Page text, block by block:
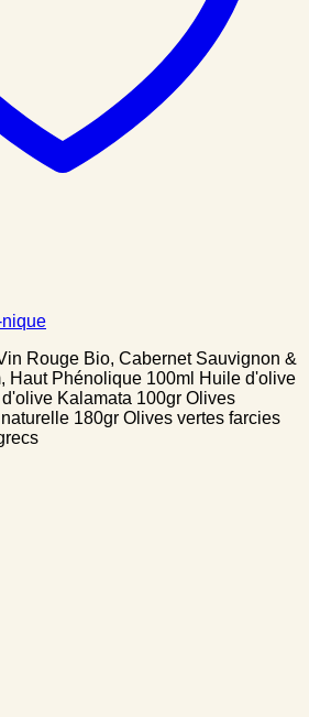
Rouge Bio, Cabernet Sauvignon &
Haut Phénolique 100ml Huile d'olive
Kalamata 100gr Olives
180gr Olives vertes farcies